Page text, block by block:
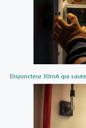
Disjoncteur 30mA qui